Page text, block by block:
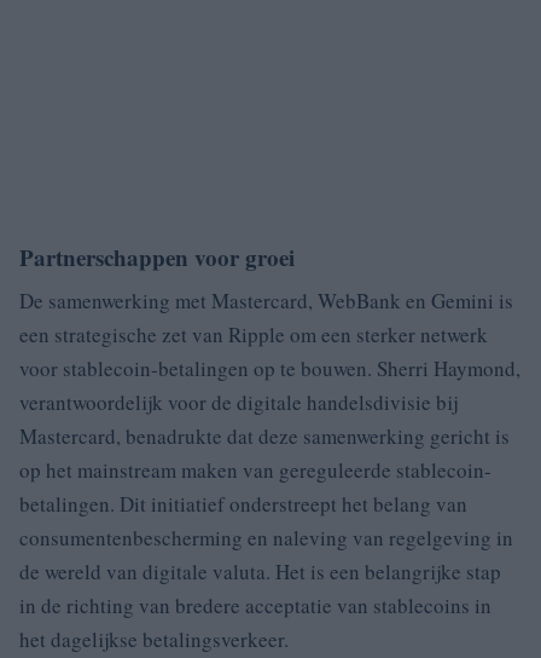
Partnerschappen voor groei
De samenwerking met Mastercard, WebBank en Gemini is
een strategische zet van Ripple om een sterker netwerk
voor stablecoin-betalingen op te bouwen. Sherri Haymond,
verantwoordelijk voor de digitale handelsdivisie bij
Mastercard, benadrukte dat deze samenwerking gericht is
op het mainstream maken van gereguleerde stablecoin-
betalingen. Dit initiatief onderstreept het belang van
consumentenbescherming en naleving van regelgeving in
de wereld van digitale valuta. Het is een belangrijke stap
in de richting van bredere acceptatie van stablecoins in
het dagelijkse betalingsverkeer.